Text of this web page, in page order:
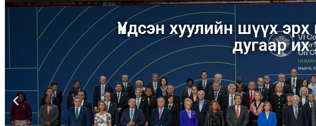
Үндсэн хуулийн шүүх
дугаар